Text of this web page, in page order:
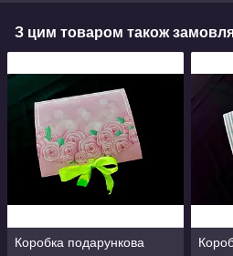
З цим товаром також
Коробка подарункова